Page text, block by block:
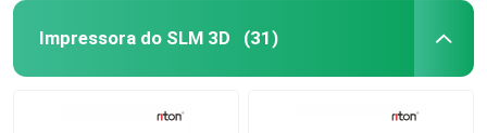
Impressora do SLM 3D (31)